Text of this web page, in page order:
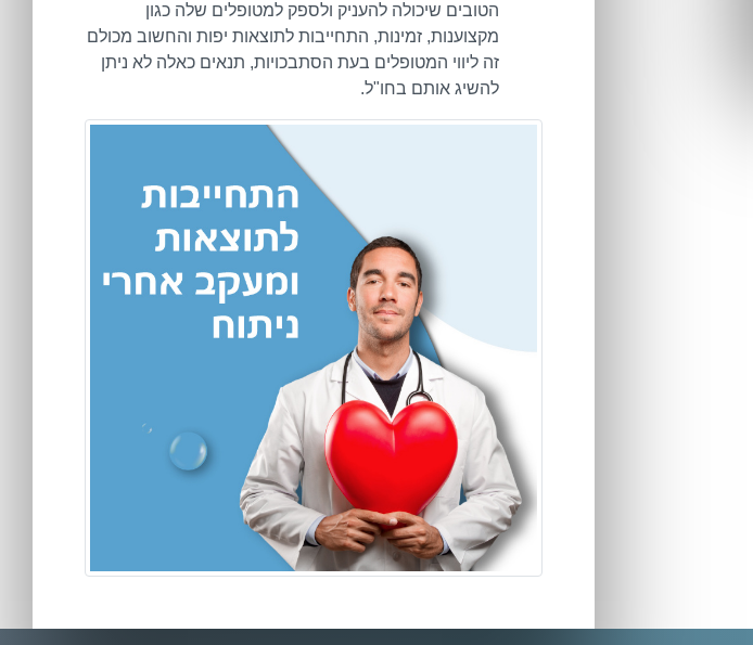
הטובים שיכולה להעניק ולספק למטופלים שלה כגון
מקצוענות, זמינות, התחייבות לתוצאות יפות והחשוב מכולם
זה ליווי המטופלים בעת הסתבכויות, תנאים כאלה לא ניתן
להשיג אותם בחו"ל.